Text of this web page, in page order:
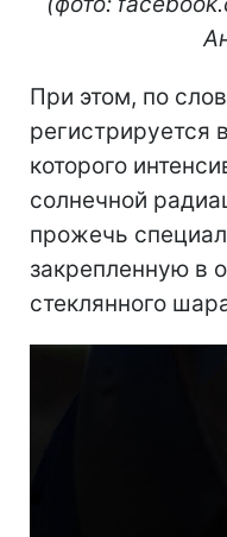
При этом, по
регистрируется
которого
солнечной
прожечь
закрепленную в
стеклянного